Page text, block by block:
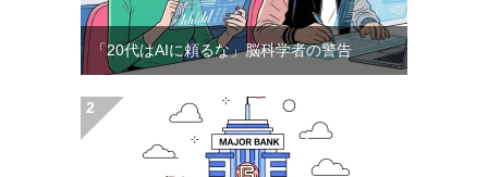
「20代はAIに頼るな」脳科学者の警告